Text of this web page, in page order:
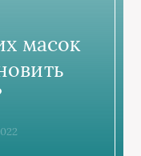
масок